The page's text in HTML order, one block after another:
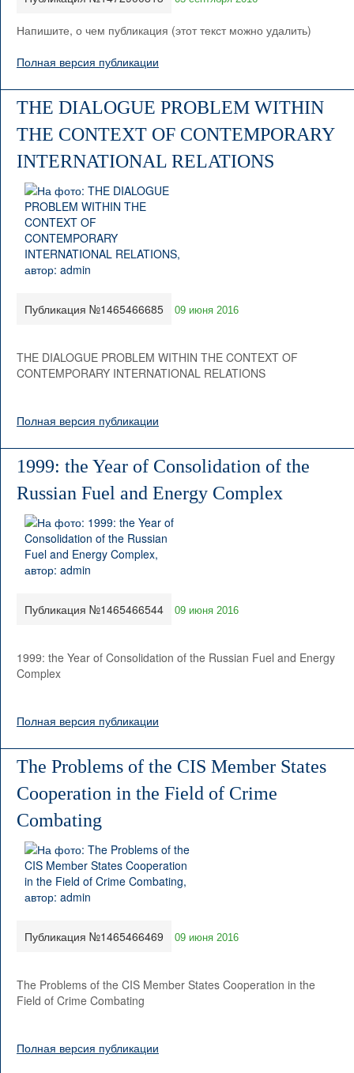
Напишите, о чем публикация (этот текст можно удалить)
Полная версия публикации
THE DIALOGUE PROBLEM WITHIN
THE CONTEXT OF CONTEMPORARY
INTERNATIONAL RELATIONS
Публикация №1465466685 09 июня 2016
THE DIALOGUE PROBLEM WITHIN THE CONTEXT OF
CONTEMPORARY INTERNATIONAL RELATIONS
Полная версия публикации
1999: the Year of Consolidation of the
Russian Fuel and Energy Complex
Публикация №1465466544 09 июня 2016
1999: the Year of Consolidation of the Russian Fuel and Energy
Complex
Полная версия публикации
The Problems of the CIS Member States
Cooperation in the Field of Crime
Combating
Публикация №1465466469 09 июня 2016
The Problems of the CIS Member States Cooperation in the
Field of Crime Combating
Полная версия публикации